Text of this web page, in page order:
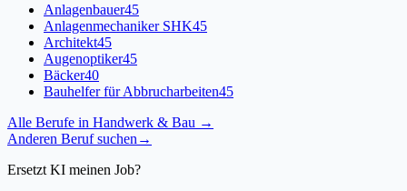
Anlagenbauer45
Anlagenmechaniker SHK45
Architekt45
Augenoptiker45
Bäcker40
Bauhelfer für Abbrucharbeiten45
Alle Berufe in Handwerk & Bau →
Anderen Beruf suchen →
Ersetzt KI meinen Job?